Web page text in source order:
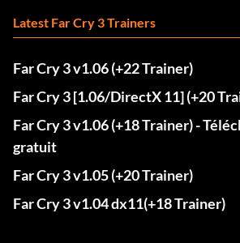
Latest Far Cry 3 Trainers
Far Cry 3 v1.06 (+22 Trainer)
Far Cry 3 [1.06/DirectX 11] (+20
Far Cry 3 v1.06 (+18 Trainer) -
gratuit
Far Cry 3 v1.05 (+20 Trainer)
Far Cry 3 v1.04 dx11(+18 Trainer)